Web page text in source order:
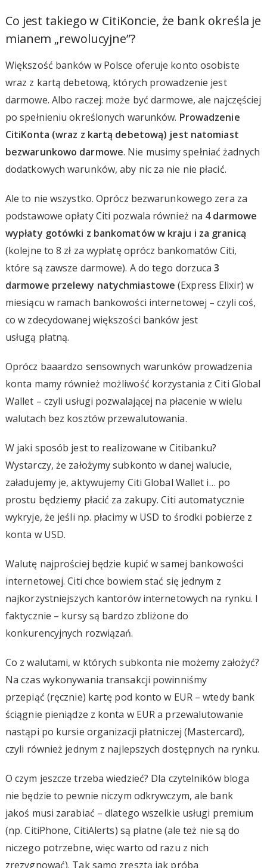
Co jest takiego w CitiKoncie, że bank określa je
mianem „rewolucyjne”?
Większość banków w Polsce oferuje konto osobiste
wraz z kartą debetową, których prowadzenie jest
darmowe. Albo raczej: może być darmowe, ale najczęściej
po spełnieniu określonych warunków. Prowadzenie
CitiKonta (wraz z kartą debetową) jest natomiast
bezwarunkowo darmowe. Nie musimy spełniać żadnych
dodatkowych warunków, aby nic za nie nie płacić.
Ale to nie wszystko. Oprócz bezwarunkowego zera za
podstawowe opłaty Citi pozwala również na 4 darmowe
wypłaty gotówki z bankomatów w kraju i za granicą
(kolejne to 8 zł za wypłatę oprócz bankomatów Citi,
które są zawsze darmowe). A do tego dorzuca3
darmowe przelewy natychmiastowe (Express Elixir) w
miesiącu w ramach bankowości internetowej – czyli coś,
co w zdecydowanej większości banków jest
usługą płatną.
Oprócz baaardzo sensownych warunków prowadzenia
konta mamy również możliwość korzystania z Citi Global
Wallet – czyli usługi pozwalającej na płacenie w wielu
walutach bez kosztów przewalutowania.
W jaki sposób jest to realizowane w Citibanku?
Wystarczy, że założymy subkonto w danej walucie,
załadujemy je, aktywujemy Citi Global Wallet i… po
prostu będziemy płacić za zakupy. Citi automatycznie
wykryje, że jeśli np. płacimy w USD to środki pobierze z
konta w USD.
Walutę najprościej będzie kupić w samej bankowości
internetowej. Citi chce bowiem stać się jednym z
najkorzystniejszych kantorów internetowych na rynku. I
faktycznie – kursy są bardzo zbliżone do
konkurencyjnych rozwiązań.
Co z walutami, w których subkonta nie możemy założyć?
Na czas wykonywania transakcji powinniśmy
przepiąć (ręcznie) kartę pod konto w EUR – wtedy bank
ściągnie pieniądze z konta w EUR a przewalutowanie
nastąpi po kursie organizacji płatniczej (Mastercard),
czyli również jednym z najlepszych dostępnych na rynku.
O czym jeszcze trzeba wiedzieć? Dla czytelników bloga
nie będzie to pewnie niczym odkrywczym, ale bank
jakoś musi zarabiać – dlatego wszelkie usługi premium
(np. CitiPhone, CitiAlerts) są płatne (ale też nie są do
niczego potrzebne, więc warto od razu z nich
zrezygnować). Tak samo zresztą jak próba